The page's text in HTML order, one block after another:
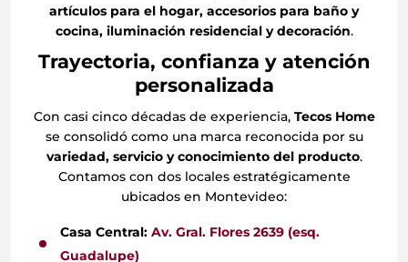
artículos para el hogar, accesorios para baño y
cocina, iluminación residencial y decoración.
Trayectoria, confianza y atención
personalizada
Con casi cinco décadas de experiencia, Tecos Home
se consolidó como una marca reconocida por su
variedad, servicio y conocimiento del producto.
Contamos con dos locales estratégicamente
ubicados en Montevideo:
Casa Central: Av. Gral. Flores 2639 (esq.
Guadalupe)